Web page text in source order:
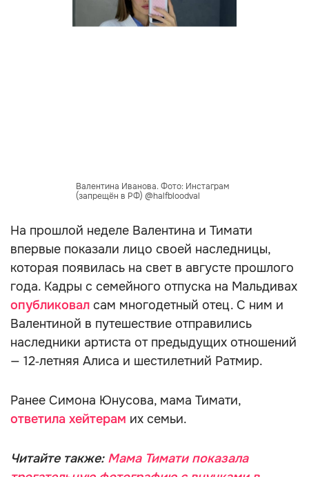
Валентина Иванова. Фото: Инстаграм
(запрещён в РФ) @halfbloodval
На прошлой неделе Валентина и Тимати
впервые показали лицо своей наследницы,
которая появилась на свет в августе прошлого
года. Кадры с семейного отпуска на Мальдивах
опубликовал сам многодетный отец. С ним и
Валентиной в путешествие отправились
наследники артиста от предыдущих отношений
— 12‑летняя Алиса и шестилетний Ратмир.
Ранее Симона Юнусова, мама Тимати,
ответила хейтерам их семьи.
Читайте также: Мама Тимати показала